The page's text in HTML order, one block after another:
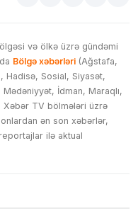
və ölkə üzrə gündəmi
Bölgə xəbərləri (Ağstafa,
Hadisə, Sosial, Siyasət,
İdman, Maraqlı,
Xəbər TV bölmələri üzrə
ən son xəbərlər,
ilə aktual